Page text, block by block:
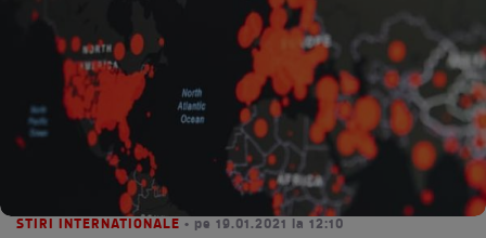
STIRI INTERNATIONALE • pe 19.01.2021 la 12:10